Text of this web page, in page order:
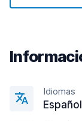
Idiomas
Español